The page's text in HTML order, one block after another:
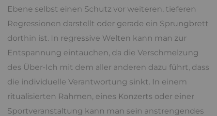
Ebene selbst einen Schutz vor weiteren, tieferen
Regressionen darstellt oder gerade ein Sprungbrett
dorthin ist. In regressive Welten kann man zur
Entspannung eintauchen, da die Verschmelzung
des Über-Ich mit dem aller anderen dazu führt, dass
die individuelle Verantwortung sinkt. In einem
ritualisierten Rahmen, eines Konzerts oder einer
Sportveranstaltung kann man sein anstrengendes